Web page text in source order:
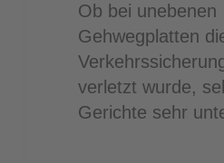
Ob bei unebenen
Gehwegplatten
verletzt wurde,
Gerichte sehr